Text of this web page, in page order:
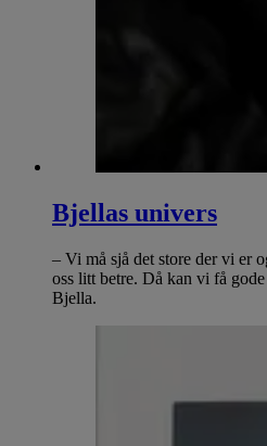
Bjellas univers
– Vi må sjå det store der vi er
oss litt betre. Då kan vi få
Bjella.